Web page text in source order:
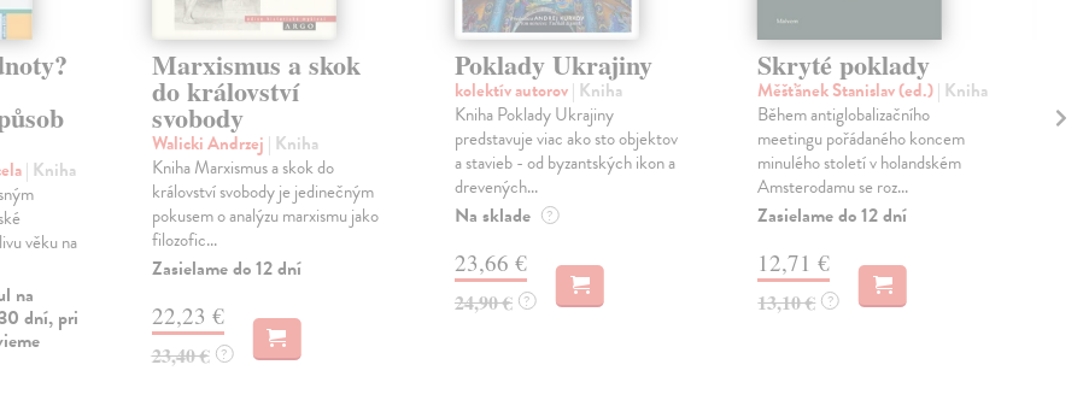
| Kniha
věku na
na
dní, pri
Marxismus a skok
do království
svobody
Walicki Andrzej | Kniha
Kniha Marxismus a skok do
království svobody je jedinečným
pokusem o analýzu marxismu jako
filozofic...
Zasielame do 12 dní
22,23 €
23,40 € ?
Poklady Ukrajiny
kolektív autorov| Kniha
Kniha Poklady Ukrajiny
predstavuje viac ako sto objektov
a stavieb - od byzantských ikon a
drevených...
Na sklade ?
23,66 €
24,90 € ?
Skryté poklady
Měšťánek Stanislav (ed.)| Kniha
Během antiglobalizačního
meetingu pořádaného koncem
minulého století v holandském
Amsterodamu se roz...
Zasielame do 12 dní
12,71 €
13,10 € ?